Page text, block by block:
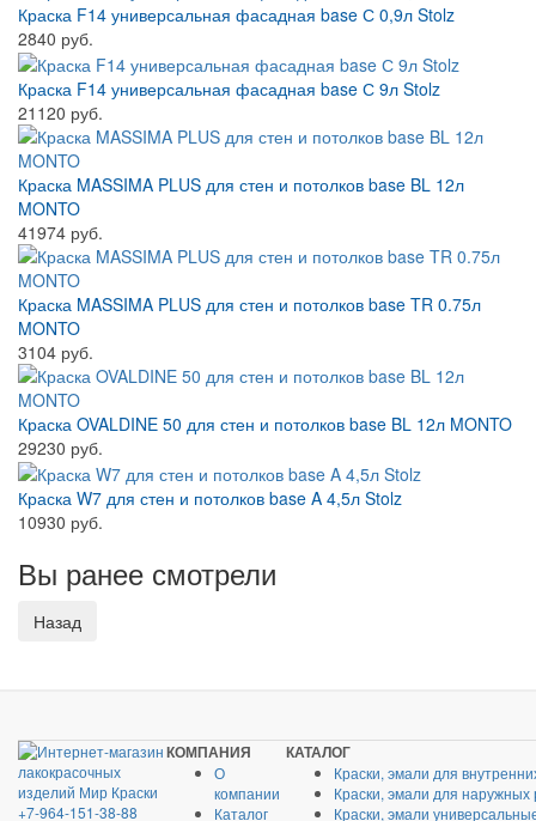
Краска F14 универсальная фасадная base С 0,9л Stolz
2840 руб.
Краска F14 универсальная фасадная base С 9л Stolz
21120 руб.
Краска MASSIMA PLUS для стен и потолков base BL 12л
MONTO
41974 руб.
Краска MASSIMA PLUS для стен и потолков base TR 0.75л
MONTO
3104 руб.
Краска OVALDINE 50 для стен и потолков base BL 12л MONTO
29230 руб.
Краска W7 для стен и потолков base A 4,5л Stolz
10930 руб.
Вы ранее смотрели
+7-964-151-38-88
КОМПАНИЯ
О
компании
Каталог
КАТАЛОГ
Краски, эмали для
Краски, эмали для наружных
Краски, эмали